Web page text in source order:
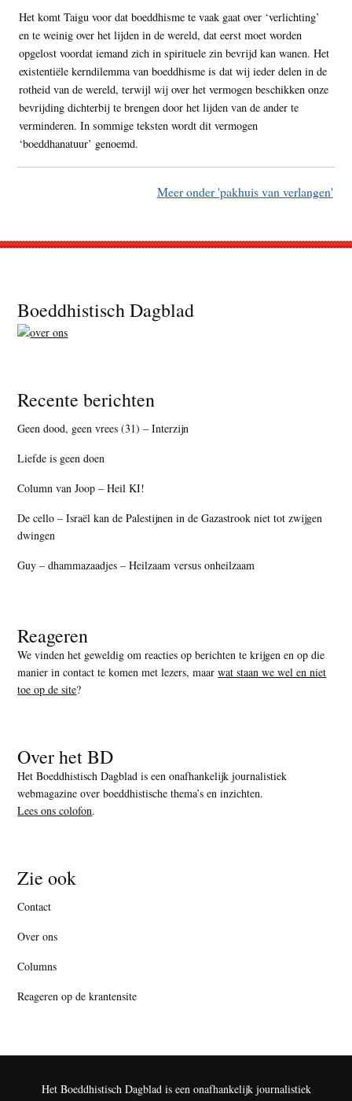
Het komt Taigu voor dat boeddhisme te vaak gaat over ‘verlichting’
en te weinig over het lijden in de wereld, dat eerst moet worden
opgelost voordat iemand zich in spirituele zin bevrijd kan wanen. Het
existentiële kerndilemma van boeddhisme is dat wij ieder delen in de
rotheid van de wereld, terwijl wij over het vermogen beschikken onze
bevrijding dichterbij te brengen door het lijden van de ander te
verminderen. In sommige teksten wordt dit vermogen
‘boeddhanatuur’ genoemd.
Meer onder 'pakhuis van verlangen'
Footer
Boeddhistisch Dagblad
Recente berichten
Geen dood, geen vrees (31) – Interzijn
Liefde is geen doen
Column van Joop – Heil KI!
De cello – Israël kan de Palestijnen in de Gazastrook niet tot zwijgen
dwingen
Guy – dhammazaadjes – Heilzaam versus onheilzaam
Reageren
We vinden het geweldig om reacties op berichten te krijgen en op die
manier in contact te komen met lezers, maarwat staan we wel en niet
toe op de site?
Over het BD
Het Boeddhistisch Dagblad is een onafhankelijk journalistiek
webmagazine over boeddhistische thema’s en inzichten.
Lees ons colofon.
Zie ook
Contact
Over ons
Columns
Reageren op de krantensite
Het Boeddhistisch Dagblad is een onafhankelijk journalistiek